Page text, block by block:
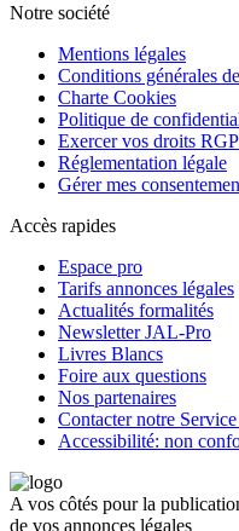
Notre société
Mentions légales
Conditions générales
Charte Cookies
Politique de
Exercer vos droits
Réglementation légale
Gérer mes
Accès rapides
Espace pro
Tarifs annonces légales
Actualités formalités
Newsletter JAL-Pro
Livres Blancs
Foire aux questions
Nos partenaires
Contacter notre
Accessibilité: non
A vos côtés pour la
de vos annonces légales